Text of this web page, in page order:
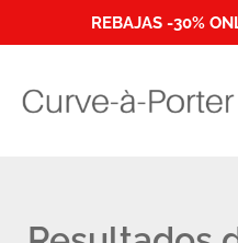
REBAJAS -30%